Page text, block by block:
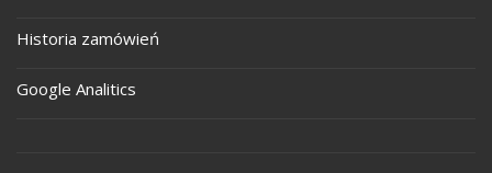
Historia zamówień
Google Analitics